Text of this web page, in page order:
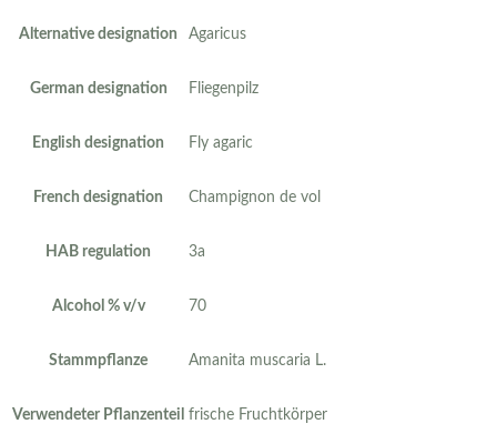
Alternative designation Agaricus
German designation Fliegenpilz
English designation Fly agaric
French designation Champignon de vol
HAB regulation 3a
Alcohol % v/v 70
Stammpflanze Amanita muscaria L.
Verwendeter Pflanzenteil frische Fruchtkörper